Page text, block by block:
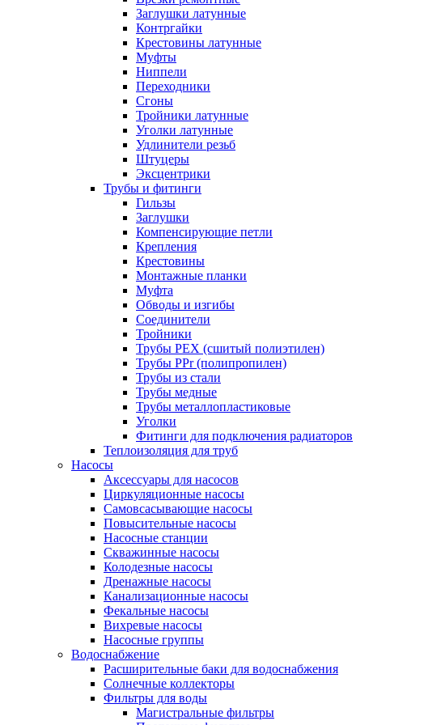
Заглушки латунные
Контргайки
Крестовины латунные
Муфты
Ниппели
Переходники
Сгоны
Тройники латунные
Уголки латунные
Удлинители резьб
Штуцеры
Эксцентрики
Трубы и фитинги
Гильзы
Заглушки
Компенсирующие петли
Крепления
Крестовины
Монтажные планки
Муфта
Обводы и изгибы
Соединители
Тройники
Трубы PEX (сшитый полиэтилен)
Трубы PPr (полипропилен)
Трубы из стали
Трубы медные
Трубы металлопластиковые
Уголки
Фитинги для подключения радиаторов
Теплоизоляция для труб
Насосы
Аксессуары для насосов
Циркуляционные насосы
Самовсасывающие насосы
Повысительные насосы
Насосные станции
Скважинные насосы
Колодезные насосы
Дренажные насосы
Канализационные насосы
Фекальные насосы
Вихревые насосы
Насосные группы
Водоснабжение
Расширительные баки для водоснабжения
Солнечные коллекторы
Фильтры для воды
Магистральные фильтры